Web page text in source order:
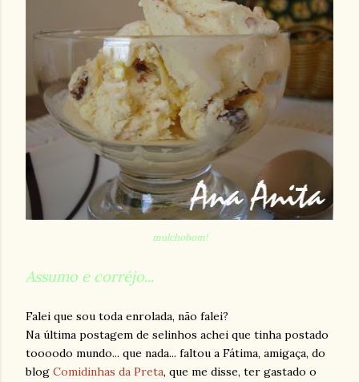
mulchobom!
Assumo e corréjo...
Falei que sou toda enrolada, não falei?
Na última postagem de selinhos achei que tinha postado
toooodo mundo... que nada... faltou a Fátima, amigaça, do
blog Comidinhas da Preta, que me disse, ter gastado o